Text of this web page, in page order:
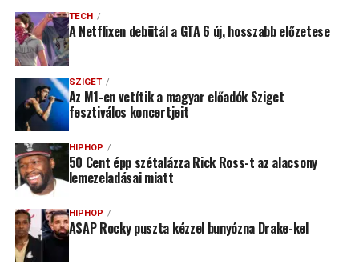
TECH
A Netflixen debütál a GTA 6 új, hosszabb előzetese
SZIGET
Az M1-en vetítik a magyar előadók Sziget
fesztiválos koncertjeit
HIPHOP
50 Cent épp szétalázza Rick Ross-t az alacsony
lemezeladásai miatt
HIPHOP
A$AP Rocky puszta kézzel bunyózna Drake-kel